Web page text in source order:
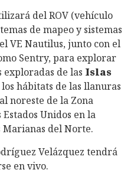
del ROV (vehículo
de mapeo y sistemas
VE Nautilus, junto con el
Sentry, para explorar
exploradas de las Islas
los hábitats de las llanuras
noreste de la Zona
Unidos en la
Marianas del Norte.
Velázquez tendrá
en vivo.